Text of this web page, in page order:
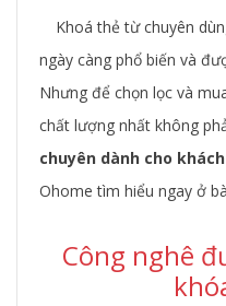
Khoá thẻ từ chuyên
ngày càng phổ biến và
Nhưng để chọn lọc và
chất lượng nhất không
chuyên dành cho
Ohome tìm hiểu ngay ở
Công nghê